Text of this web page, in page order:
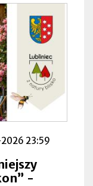
23:59
-